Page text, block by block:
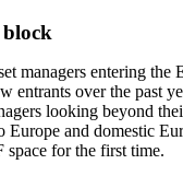
managers entering the
entrants over the past
looking beyond
and domestic
space for the first time.